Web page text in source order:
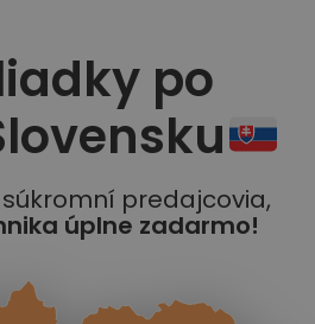
po
predajcovia,
úplne zadarmo!